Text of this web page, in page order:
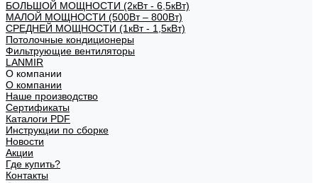
БОЛЬШОЙ МОЩНОСТИ (2кВт - 6,5кВт)
МАЛОЙ МОЩНОСТИ (500Вт – 800Вт)
СРЕДНЕЙ МОЩНОСТИ (1кВт - 1,5кВт)
Потолочные кондиционеры
Фильтрующие вентиляторы
LANMIR
О компании
О компании
Наше производство
Сертификаты
Каталоги PDF
Инструкции по сборке
Новости
Акции
Где купить?
Контакты